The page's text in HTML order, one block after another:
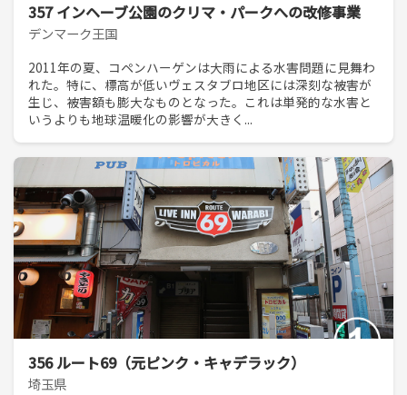
357 インヘーブ公園のクリマ・パークへの改修事業
デンマーク王国
2011年の夏、コペンハーゲンは大雨による水害問題に見舞わ
れた。特に、標高が低いヴェスタブロ地区には深刻な被害が
生じ、被害額も膨大なものとなった。これは単発的な水害と
いうよりも地球温暖化の影響が大きく...
356 ルート69（元ピンク・キャデラック）
埼玉県